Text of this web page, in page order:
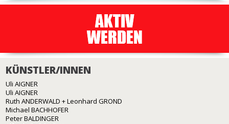
KÜNSTLER/INNEN
Uli AIGNER
Uli AIGNER
Ruth ANDERWALD + Leonhard GROND
Michael BACHHOFER
Peter BALDINGER